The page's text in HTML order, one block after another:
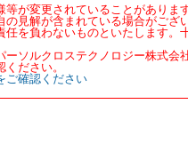
が変更されていることがありま
見解が含まれている場合がござい
を負わないものといたします。
ソルクロステクノロジー株式会
ださい。
ご確認ください